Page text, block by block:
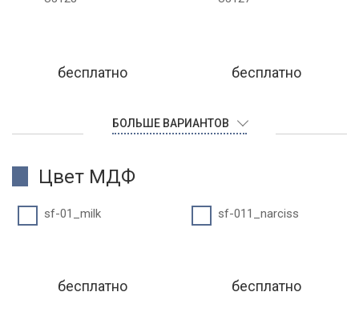
бесплатно бесплатно
БОЛЬШЕ ВАРИАНТОВ
Цвет МДФ
sf-01_milk
бесплатно
sf-011_narciss
бесплатно